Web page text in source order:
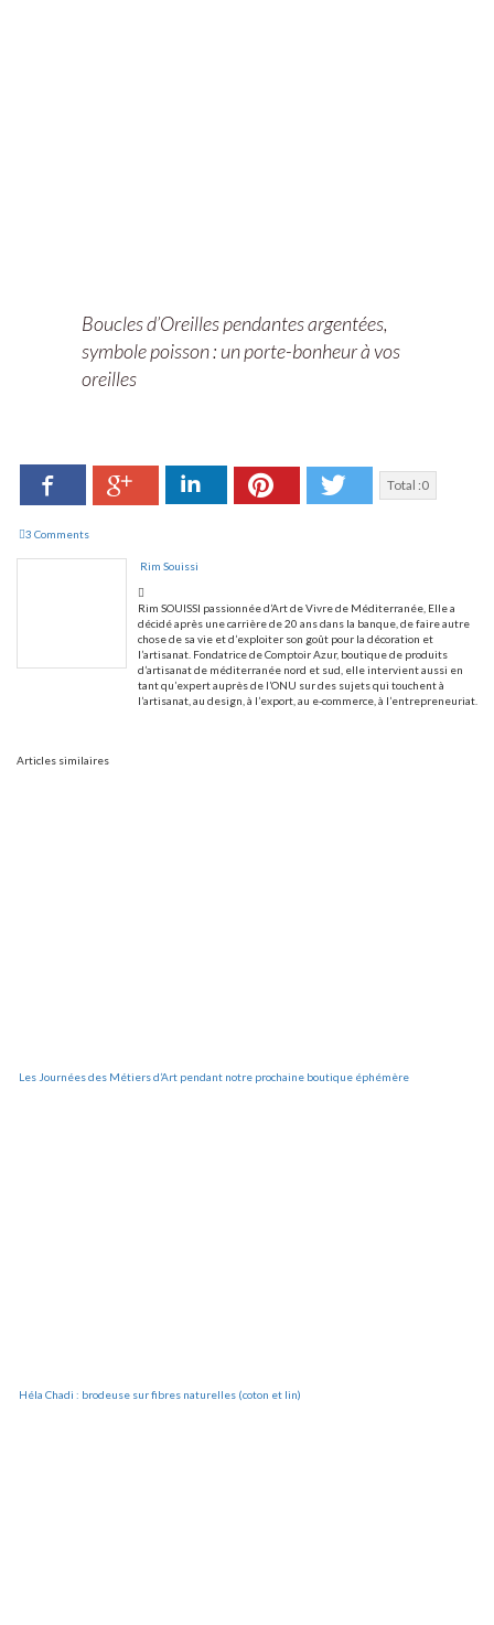
Boucles d’Oreilles pendantes argentées,
symbole poisson : un porte-bonheur à vos
oreilles
Facebook Google+ LinkedIn Pinterest Twitter
Total :0
3 Comments
Rim Souissi
Rim SOUISSI passionnée d’Art de Vivre de Méditerranée, Elle a
décidé après une carrière de 20 ans dans la banque, de faire autre
chose de sa vie et d’exploiter son goût pour la décoration et
l’artisanat. Fondatrice de Comptoir Azur, boutique de produits
d’artisanat de méditerranée nord et sud, elle intervient aussi en
tant qu’expert auprès de l’ONU sur des sujets qui touchent à
l’artisanat, au design, à l’export, au e-commerce, à l’entrepreneuriat.
Articles similaires
Les Journées des Métiers d’Art pendant notre prochaine boutique éphémère
Héla Chadi : brodeuse sur fibres naturelles (coton et lin)